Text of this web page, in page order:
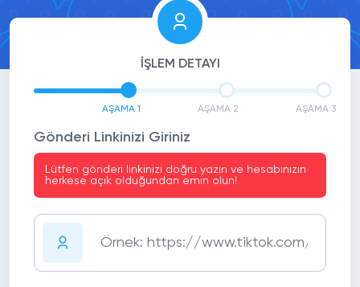
İŞLEM DETAYI
AŞAMA 1 AŞAMA 2 AŞAMA 3
Gönderi Linkinizi Giriniz
Lütfen gönderi linkinizi doğru yazın ve hesabınızın
herkese açık olduğundan emin olun!